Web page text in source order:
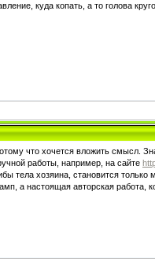
куда копать, а то голова
что хочется вложить смысл.
работы, например, на сайте
хозяина, становится
а настоящая авторская работа,